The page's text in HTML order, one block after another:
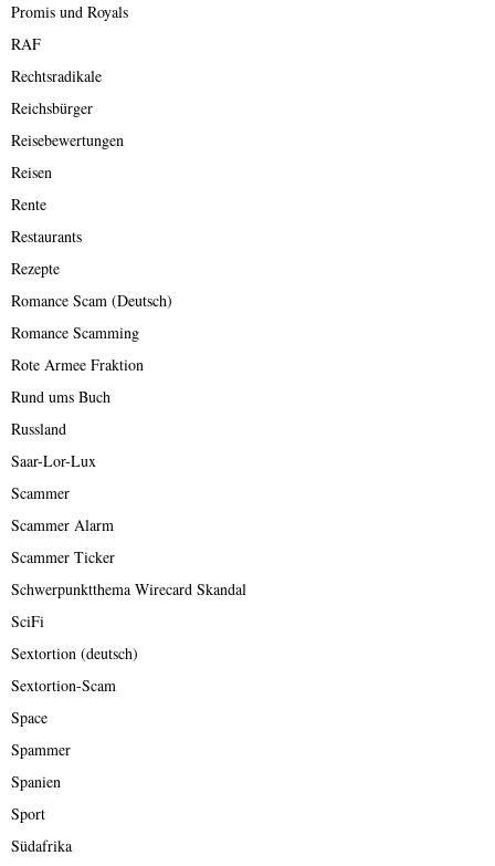
Promis und Royals
RAF
Rechtsradikale
Reichsbürger
Reisebewertungen
Reisen
Rente
Restaurants
Rezepte
Romance Scam (Deutsch)
Romance Scamming
Rote Armee Fraktion
Rund ums Buch
Russland
Saar-Lor-Lux
Scammer
Scammer Alarm
Scammer Ticker
Schwerpunktthema Wirecard Skandal
SciFi
Sextortion (deutsch)
Sextortion-Scam
Space
Spammer
Spanien
Sport
Südafrika